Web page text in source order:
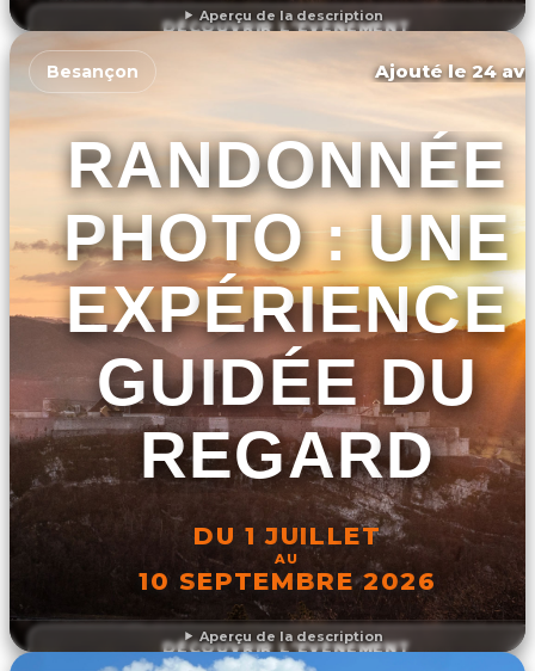
Aperçu de la description
DÉCOUVRIR L'ÉVÉNEMENT
Aperçu de la description
Besançon Ajouté le 24
RANDONNÉE
PHOTO : UNE
EXPÉRIENCE
GUIDÉE DU
REGARD
DU 1 JUILLET
AU
10 SEPTEMBRE 2026
DÉCOUVRIR L'ÉVÉNEMENT